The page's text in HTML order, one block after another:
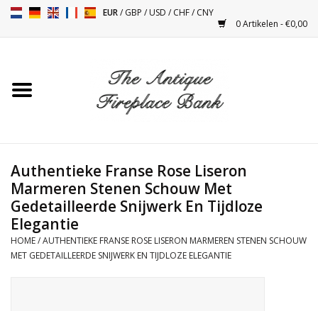
EUR/GBP /USD /CHF/CNY
0 Artikelen - €0,00
Toebehoren
Kacheltjes
Tafels
Authentieke Franse Rose Liseron
Marmeren Stenen Schouw Met
Gedetailleerde Snijwerk En Tijdloze
Elegantie
HOME/AUTHENTIEKE FRANSE ROSE LISERON MARMEREN STENEN SCHOUW
MET GEDETAILLEERDE SNIJWERK EN TIJDLOZE ELEGANTIE